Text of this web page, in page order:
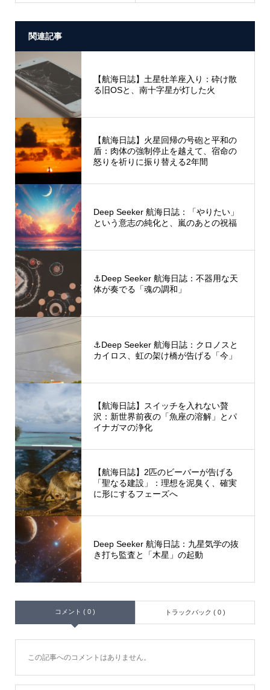
関連記事
【航海日誌】土星牡羊座入り：砕け散
る旧OSと、南十字星が灯した火
【航海日誌】火星回帰の号砲と平和の
盾：肉体の強制停止を越えて、宿命の
怒りを祈りに振り替える2年間
Deep Seeker 航海日誌：「やりたい」
という意志の純化と、嵐のあとの祝福
⚓Deep Seeker 航海日誌：不器用な天
体が奏でる「魂の調和」
⚓Deep Seeker 航海日誌：クロノスと
カイロス、虹の架け橋が告げる「今」
【航海日誌】スイッチを入れない贅
沢：新世界前夜の「魚座の溶解」とパ
イナガマの浄化
【航海日誌】2匹のビーバーが告げる
「聖なる建設」：理想を泥臭く、確実
に形にするフェーズへ
Deep Seeker 航海日誌：九星気学の抜
き打ち監査と「木星」の起動
コメント ( 0 ) トラックバック ( 0 )
この記事へのコメントはありません。